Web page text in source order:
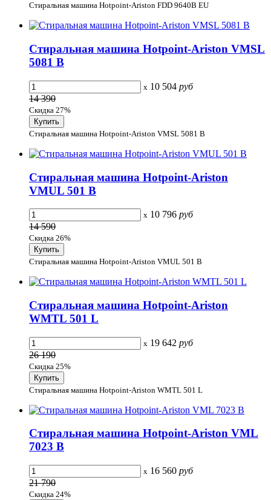
Стиральная машина Hotpoint-Ariston FDD 9640B EU
Стиральная машина Hotpoint-Ariston VMSL
5081 B
x 10 504 руб
14 390
Скидка 27%
Стиральная машина Hotpoint-Ariston VMSL 5081 B
Стиральная машина Hotpoint-Ariston
VMUL 501 B
x 10 796 руб
14 590
Скидка 26%
Стиральная машина Hotpoint-Ariston VMUL 501 B
Стиральная машина Hotpoint-Ariston
WMTL 501 L
x 19 642 руб
26 190
Скидка 25%
Стиральная машина Hotpoint-Ariston WMTL 501 L
Стиральная машина Hotpoint-Ariston VML
7023 B
x 16 560 руб
21 790
Скидка 24%